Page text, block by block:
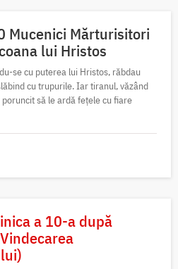
Mucenici Mărturisitori
lui Hristos
se cu puterea lui Hristos, răbdau
cu trupurile. Iar tiranul, văzând
să le ardă fețele cu fiare
a 10-a după